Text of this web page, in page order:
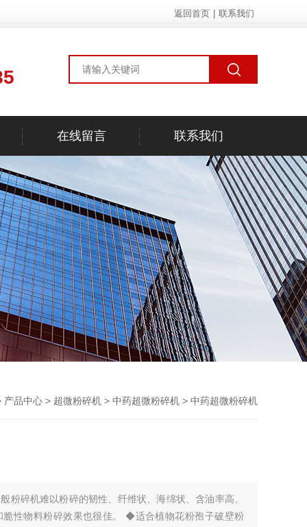
返回首页 联系我们
在线留言 联系我们
产品中心 > 超微粉碎机 > 中药超微粉碎机 > 中药超微粉碎机
粉碎机难以粉碎的韧性、纤维状、海绵状、含油率高、
性物料粉碎效果也很佳。 ◆适合植物花粉孢子破壁粉